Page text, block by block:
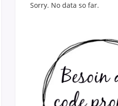
Sorry. No data so far.